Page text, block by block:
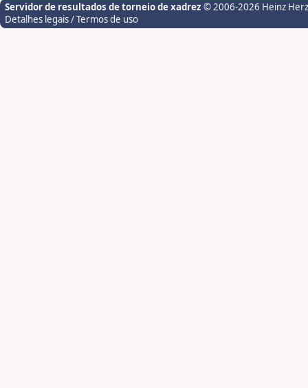
Servidor de resultados de torneio de xadrez © 2006-2026 Heinz
Detalhes legais / Termos de uso